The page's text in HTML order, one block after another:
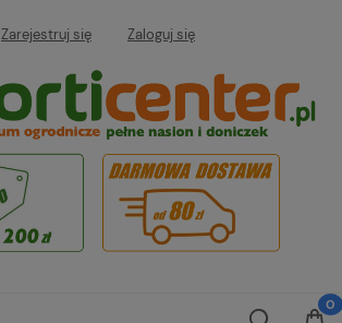
Zarejestruj się Zaloguj się